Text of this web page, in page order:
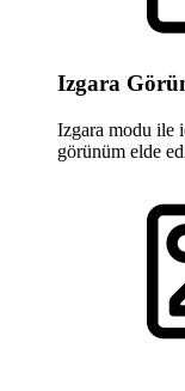
Izgara
Izgara modu ile
görünüm elde